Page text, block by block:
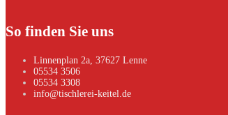
So finden Sie uns
Linnenplan 2a, 37627 Lenne
05534 3506
05534 3308
info@tischlerei-keitel.de